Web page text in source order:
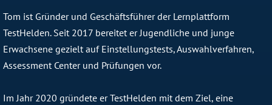
Tom ist Gründer und Geschäftsführer der Lernplattform
TestHelden. Seit 2017 bereitet er Jugendliche und junge
Erwachsene gezielt auf Einstellungstests, Auswahlverfahren,
Assessment Center und Prüfungen vor.
Im Jahr 2020 gründete er TestHelden mit dem Ziel, eine